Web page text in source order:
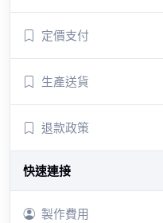
定價支付
生產送貨
退款政策
快速連接
製作費用